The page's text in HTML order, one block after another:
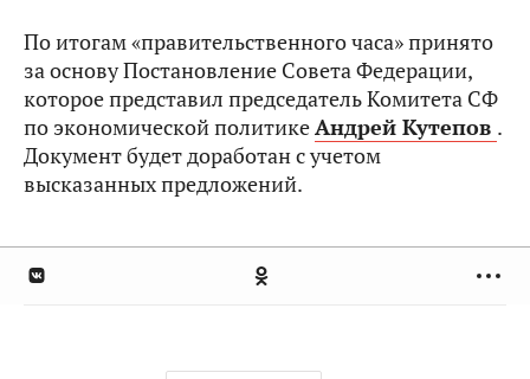
По итогам «правительственного часа» принято
за основу Постановление Совета Федерации,
которое представил председатель Комитета СФ
по экономической политикеАндрей Кутепов .
Документ будет доработан с учетом
высказанных предложений.